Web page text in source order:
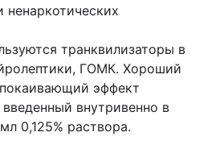
транквилизаторы в
ГОМК. Хороший
эффект
внутривенно в
0,125% раствора.